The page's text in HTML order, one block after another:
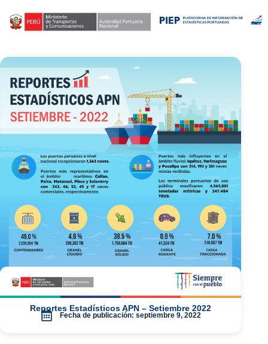
Reportes Estadísticos APN – Setiembre 2022
Fecha de publicación: septiembre 9, 2022